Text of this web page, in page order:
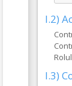
I.2)
I.3)